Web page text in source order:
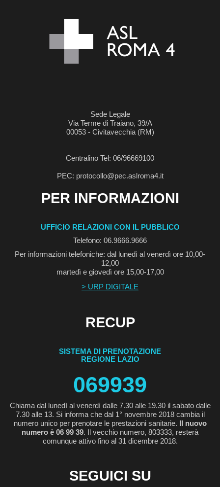
Sede Legale
Via Terme di Traiano, 39/A
00053 - Civitavecchia (RM)
Centralino Tel: 06/96669100
PEC: protocollo@pec.aslroma4.it
PER INFORMAZIONI
UFFICIO RELAZIONI CON IL PUBBLICO
Telefono: 06.9666.9666
Per informazioni telefoniche: dal lunedì al venerdì ore 10,00-
12,00
martedì e giovedì ore 15,00-17,00
> URP DIGITALE
RECUP
SISTEMA DI PRENOTAZIONE
REGIONE LAZIO
069939
Chiama dal lunedì al venerdì dalle 7.30 alle 19.30 il sabato dalle
7.30 alle 13. Si informa che dal 1° novembre 2018 cambia il
numero unico per prenotare le prestazioni sanitarie. Il nuovo
numero è 06 99 39. Il vecchio numero, 803333, resterà
comunque attivo fino al 31 dicembre 2018.
SEGUICI SU